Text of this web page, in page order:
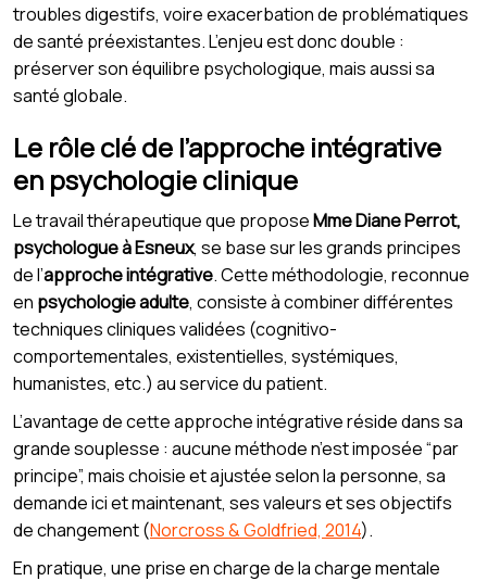
troubles digestifs, voire exacerbation de problématiques
de santé préexistantes. L’enjeu est donc double :
préserver son équilibre psychologique, mais aussi sa
santé globale.
Le rôle clé de l’approche intégrative
en psychologie clinique
Le travail thérapeutique que proposeMme Diane Perrot,
psychologue à Esneux, se base sur les grands principes
de l’approche intégrative. Cette méthodologie, reconnue
en psychologie adulte, consiste à combiner différentes
techniques cliniques validées (cognitivo-
comportementales, existentielles, systémiques,
humanistes, etc.) au service du patient.
L’avantage de cette approche intégrative réside dans sa
grande souplesse : aucune méthode n’est imposée “par
principe”, mais choisie et ajustée selon la personne, sa
demande ici et maintenant, ses valeurs et ses objectifs
de changement (Norcross & Goldfried, 2014).
En pratique, une prise en charge de la charge mentale